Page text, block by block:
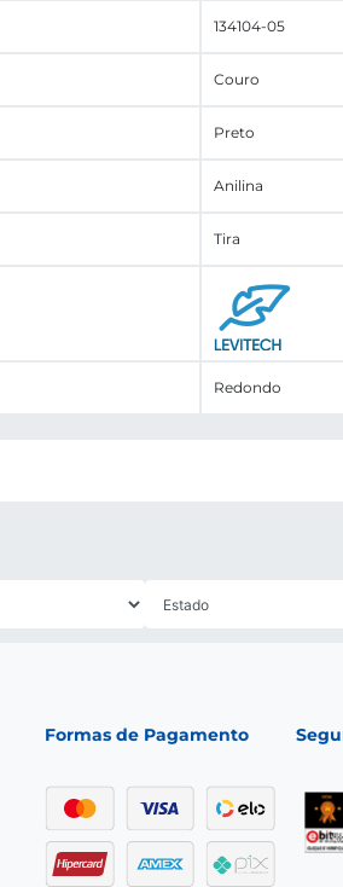
134104-05
Couro
Preto
Anilina
Tira
Redondo
Formas de Pagamento